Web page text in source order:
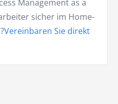
Management as a
sicher im Home-
Vereinbaren Sie direkt